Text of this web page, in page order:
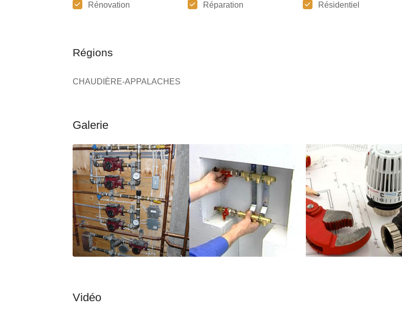
Rénovation Réparation Résidentiel
Régions
CHAUDIÈRE-APPALACHES